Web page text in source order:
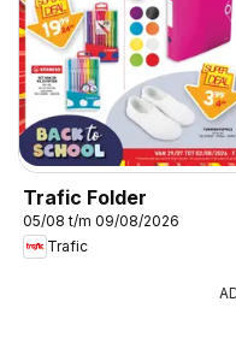
Trafic Folder
05/08 t/m 09/08/2026
Trafic